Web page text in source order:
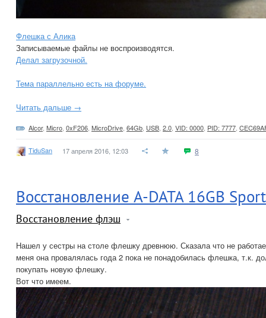
Флешка с Алика
Записываемые файлы не воспроизводятся.
Делал загрузочной.
Тема параллельно есть на форуме.
Читать дальше →
Alcor, Micro 0xF206 MicroDrive 64Gb USB 2.0 VID: 0000 PID: 7777
TiduSan 17 апреля 2016, 12:03 8
Восстановление A-DATA 16GB
Восстановление флэш
Нашел у сестры на столе флешку древнюю. Сказала что не
меня она провалялась года 2 пока не понадобилась флешка, т.к.
покупать новую флешку.
Вот что имеем.